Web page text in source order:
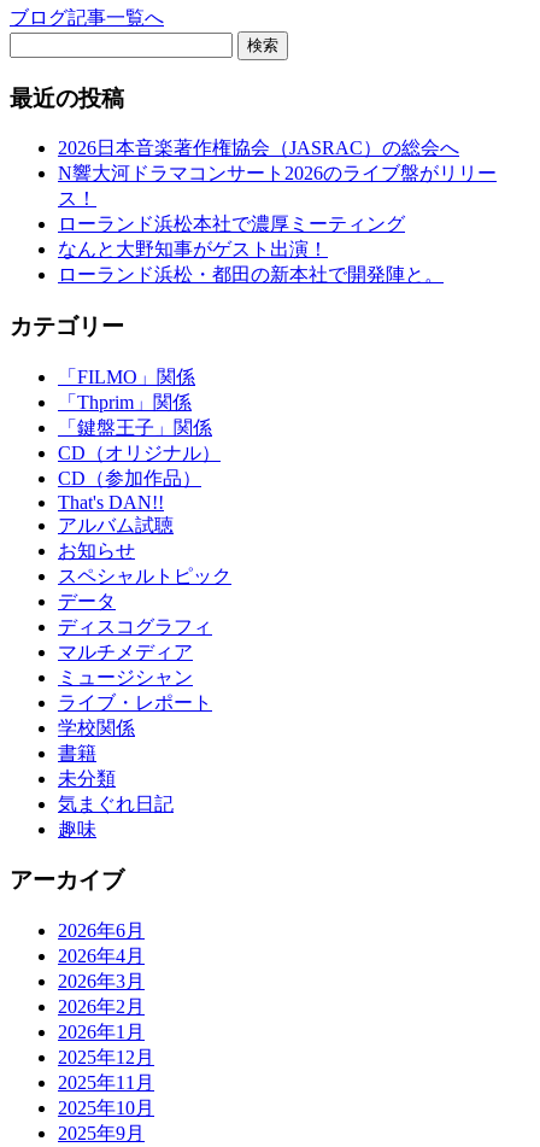
ブログ記事一覧へ
検索
最近の投稿
2026日本音楽著作権協会（JASRAC）の総会へ
N響大河ドラマコンサート2026のライブ盤がリリー
ス！
ローランド浜松本社で濃厚ミーティング
なんと大野知事がゲスト出演！
ローランド浜松・都田の新本社で開発陣と。
カテゴリー
「FILMO」関係
「Thprim」関係
「鍵盤王子」関係
CD（オリジナル）
CD（参加作品）
That's DAN!!
アルバム試聴
お知らせ
スペシャルトピック
データ
ディスコグラフィ
マルチメディア
ミュージシャン
ライブ・レポート
学校関係
書籍
未分類
気まぐれ日記
趣味
アーカイブ
2026年6月
2026年4月
2026年3月
2026年2月
2026年1月
2025年12月
2025年11月
2025年10月
2025年9月